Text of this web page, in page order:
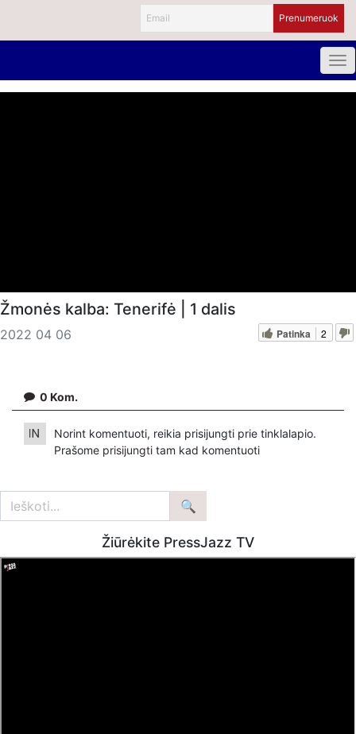
Žmonės kalba: Tenerifė | 1 dalis
2022 04 06 Patinka 2
0 Kom.
Norint komentuoti, reikia prisijungti prie tinklalapio.
Prašome prisijungti tam kad komentuoti
Žiūrėkite PressJazz TV